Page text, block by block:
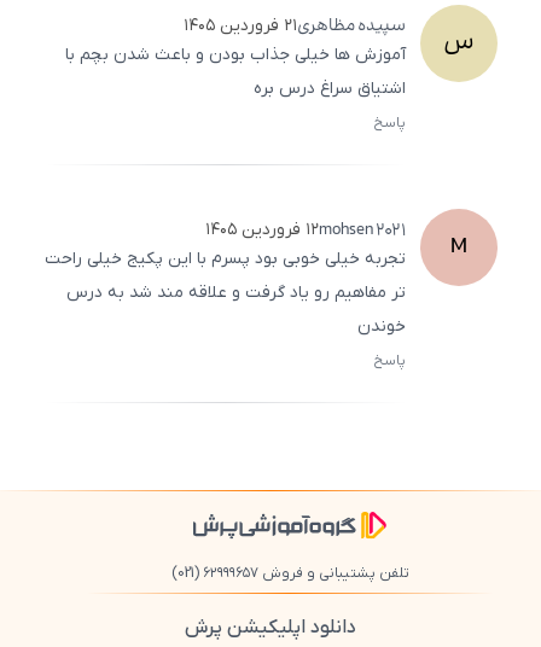
س سپیدهمظاهری۲۱ فروردین ۱۴۰۵
آموزش ‌ها خیلی جذاب بودن و باعث شدن بچم با
اشتیاق سراغ درس بره
پاسخ
M
mohsen2021
۱۲ فروردین ۱۴۰۵
تجربه خیلی خوبی بود پسرم با این پکیج خیلی راحت‌
تر مفاهیم رو یاد گرفت و علاقه ‌مند شد به درس
خوندن
پاسخ
تلفن پشتیبانی و فروش ۶۲۹۹۹۶۵۷ (021)
دانلود اپلیکیشن پرش